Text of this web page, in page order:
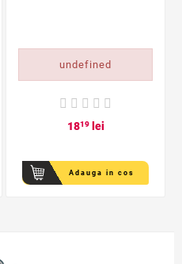
undefined
1819lei
Adauga in cos